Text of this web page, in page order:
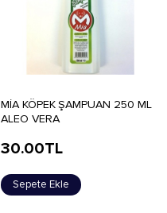
MİA KÖPEK ŞAMPUAN 250 ML
ALEO VERA
30.00TL
Sepete Ekle